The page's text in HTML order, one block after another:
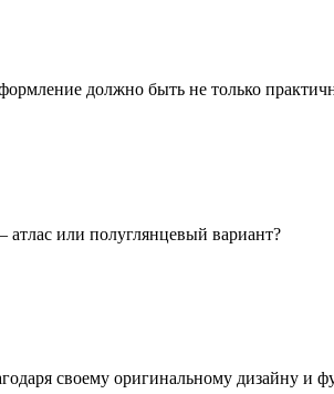
должно быть не только
или полуглянцевый вариант?
своему оригинальному дизайну и